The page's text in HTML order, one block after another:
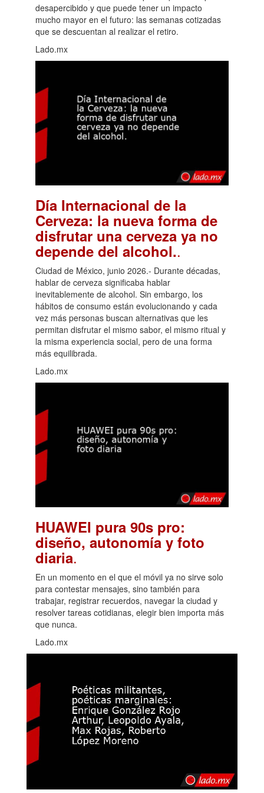
desapercibido y que puede tener un impacto
mucho mayor en el futuro: las semanas cotizadas
que se descuentan al realizar el retiro.
Lado.mx
Día Internacional de la
Cerveza: la nueva forma de
disfrutar una cerveza ya no
depende del alcohol..
Ciudad de México, junio 2026.- Durante décadas,
hablar de cerveza significaba hablar
inevitablemente de alcohol. Sin embargo, los
hábitos de consumo están evolucionando y cada
vez más personas buscan alternativas que les
permitan disfrutar el mismo sabor, el mismo ritual y
la misma experiencia social, pero de una forma
más equilibrada.
Lado.mx
HUAWEI pura 90s pro:
diseño, autonomía y foto
diaria.
En un momento en el que el móvil ya no sirve solo
para contestar mensajes, sino también para
trabajar, registrar recuerdos, navegar la ciudad y
resolver tareas cotidianas, elegir bien importa más
que nunca.
Lado.mx